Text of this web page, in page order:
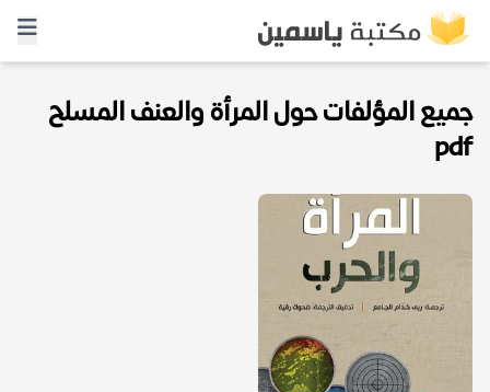
جميع المؤلفات حول المرأة والعنف المسلح
pdf